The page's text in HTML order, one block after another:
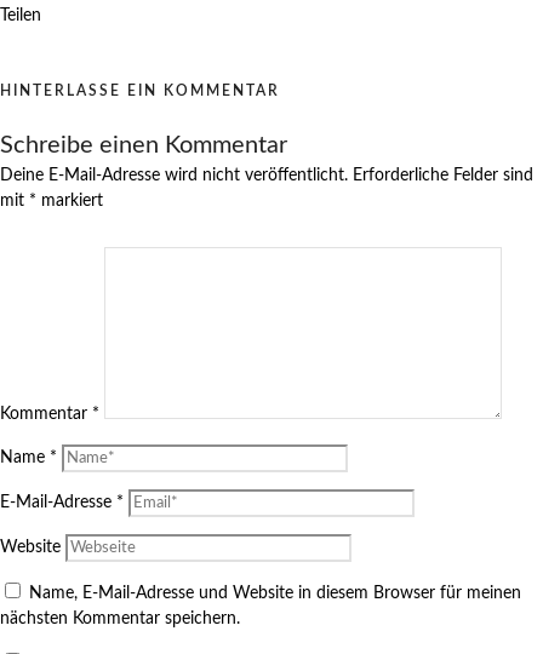
Teilen
HINTERLASSE EIN KOMMENTAR
Schreibe einen Kommentar
Deine E-Mail-Adresse wird nicht veröffentlicht. Erforderliche Felder sind
mit * markiert
Kommentar *
Name *
E-Mail-Adresse *
Website
Name, E-Mail-Adresse und Website in diesem Browser für meinen
nächsten Kommentar speichern.